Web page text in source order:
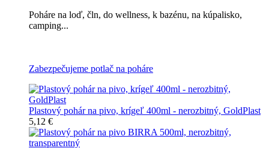
Poháre na loď, čln, do wellness, k bazénu, na kúpalisko,
camping...
Zabezpečujeme potlač na poháre
Plastový pohár na pivo, krígeľ 400ml - nerozbitný, GoldPlast
5,12 €